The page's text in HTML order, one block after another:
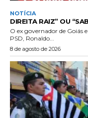
NOTÍCIA
DIREITA RAIZ” OU
O ex governador de Goiás
PSD, Ronaldo...
8 de agosto de 2026